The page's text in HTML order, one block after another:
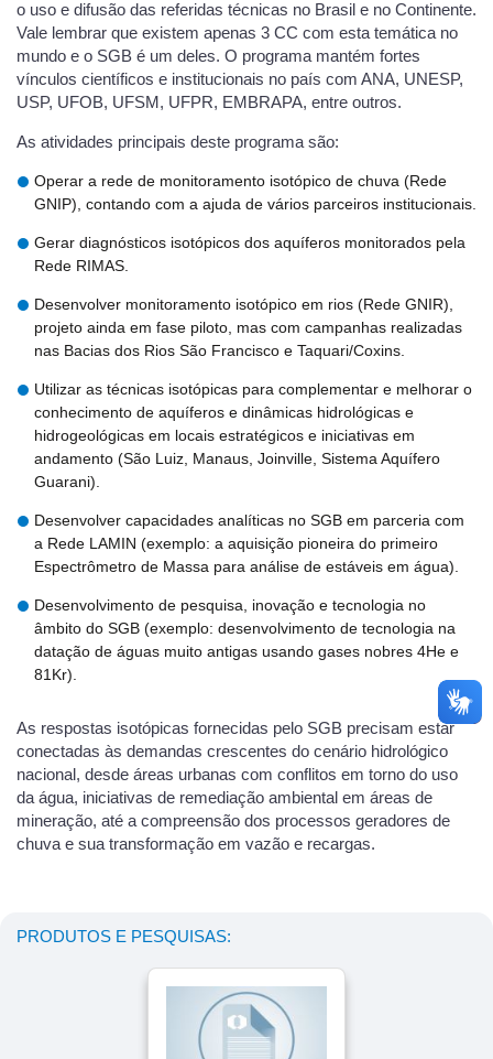
o uso e difusão das referidas técnicas no Brasil e no Continente.
Vale lembrar que existem apenas 3 CC com esta temática no
mundo e o SGB é um deles. O programa mantém fortes
vínculos científicos e institucionais no país com ANA, UNESP,
USP, UFOB, UFSM, UFPR, EMBRAPA, entre outros.
As atividades principais deste programa são:
Operar a rede de monitoramento isotópico de chuva (Rede
GNIP), contando com a ajuda de vários parceiros institucionais.
Gerar diagnósticos isotópicos dos aquíferos monitorados pela
Rede RIMAS.
Desenvolver monitoramento isotópico em rios (Rede GNIR),
projeto ainda em fase piloto, mas com campanhas realizadas
nas Bacias dos Rios São Francisco e Taquari/Coxins.
Utilizar as técnicas isotópicas para complementar e melhorar o
conhecimento de aquíferos e dinâmicas hidrológicas e
hidrogeológicas em locais estratégicos e iniciativas em
andamento (São Luiz, Manaus, Joinville, Sistema Aquífero
Guarani).
Desenvolver capacidades analíticas no SGB em parceria com
a Rede LAMIN (exemplo: a aquisição pioneira do primeiro
Espectrômetro de Massa para análise de estáveis em água).
Desenvolvimento de pesquisa, inovação e tecnologia no
âmbito do SGB (exemplo: desenvolvimento de tecnologia na
datação de águas muito antigas usando gases nobres 4He e
81Kr).
As respostas isotópicas fornecidas pelo SGB precisam estar
conectadas às demandas crescentes do cenário hidrológico
nacional, desde áreas urbanas com conflitos em torno do uso
da água, iniciativas de remediação ambiental em áreas de
mineração, até a compreensão dos processos geradores de
chuva e sua transformação em vazão e recargas.
PRODUTOS E PESQUISAS: